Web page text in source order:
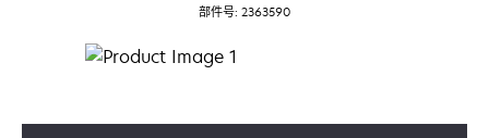
部件号: 2363590